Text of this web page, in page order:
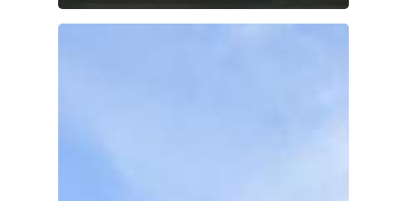
Sucesos